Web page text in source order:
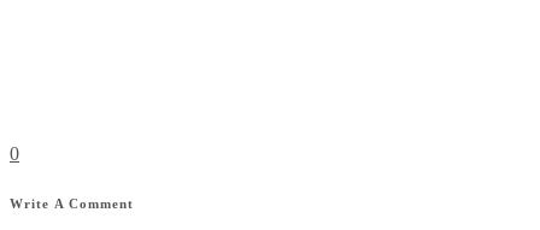
0
Write A Comment